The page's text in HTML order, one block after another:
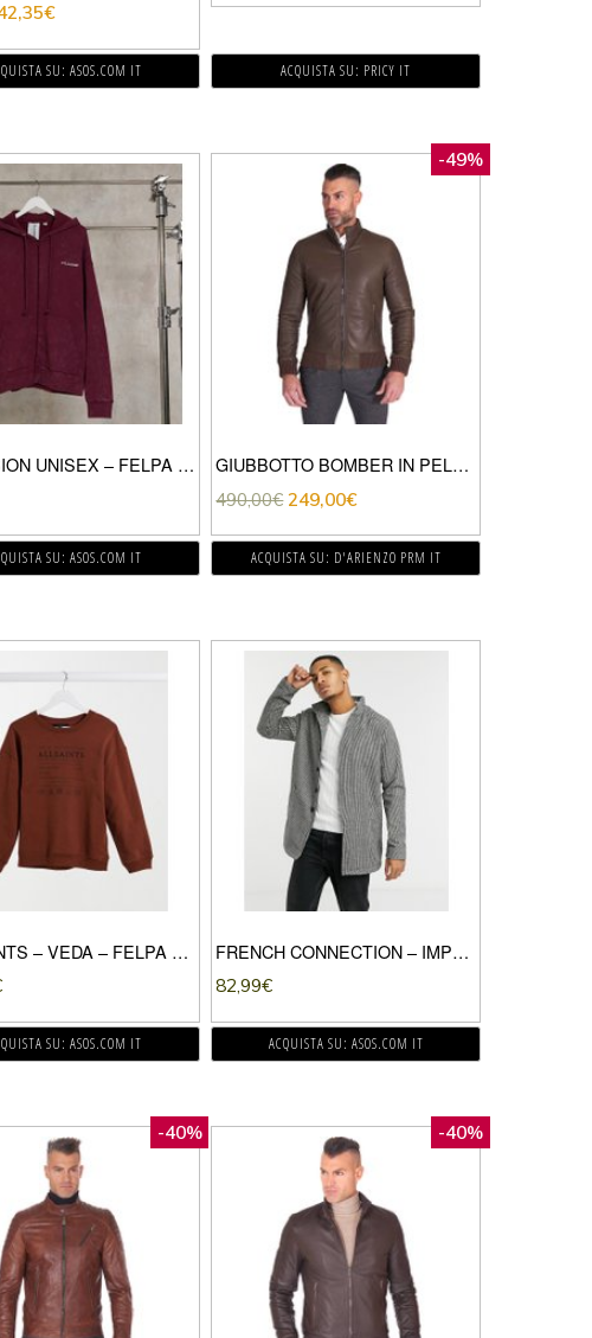
€
SU: ASOS.COM IT ACQUISTA SU: PRICY IT
COLLUSION UNISEX – FELPA CON CAPPUCCIO OVERSIZE CON ZIP LAVAGGIO ACIDO MARRONE
SU: ASOS.COM IT
-49%
GIUBBOTTO BOMBER IN PELLE TAUPE EFFETTO VINTAGE
490,00€ 249,00€
ACQUISTA SU: D'ARIENZO PRM IT
ALLSAINTS – VEDA – FELPA COMODA CON LOGO, COLORE MARRONE
SU: ASOS.COM IT
FRENCH CONNECTION – IMPERMEABILE ELEGANTE SPAZZOLATO CON COLLO A IMBUTO E MOTIVO PIED DE POULE-MARRONE
82,99€
ACQUISTA SU: ASOS.COM IT
-40% -40%